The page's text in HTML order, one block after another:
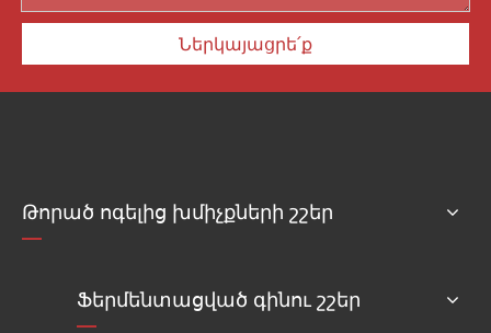
Ներկայացրե՛ք
Թորած ոգելից խմիչքների շշեր
Ֆերմենտացված գինու շշեր